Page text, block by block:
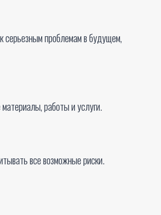
серьезным проблемам в будущем,
работы и услуги.
все возможные риски.